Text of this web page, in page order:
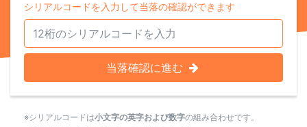
シリアルコードを入力して当落の確認ができます
当落確認に進む
※シリアルコードは小文字の英字および数字の組み合わせです。